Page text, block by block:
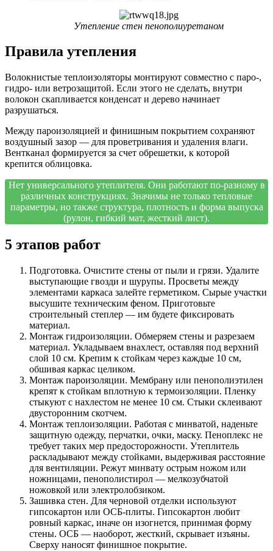
Утепление стен пенополиуретаном
Правила утепления
Волокнистые теплоизоляторы монтируют совместно с паро-,
гидро- или ветрозащитой. Если этого не сделать, внутри
волокон скапливается конденсат и дерево начинает
разрушаться.
Между пароизоляцией и финишным покрытием сохраняют
воздушный зазор — для проветривания и удаления влаги.
Вентканал формируется за счет обрешетки, к которой
крепится облицовка.
Нет универсального утеплителя. Они работают по-разному в
различных конструкциях. Значимы не только тепловые
параметры, но также структура, плотность и форма выпуска
(рулон, гибкий мат, жесткий лист).
5 этапов работ
Подготовка. Очистите стены от пыли и грязи. Удалите
выступающие гвозди и шурупы. Просветы между
элементами каркаса залейте герметиком. Сырые участки
высушите техническим феном. Приготовьте
строительный степлер — им будете фиксировать
материал.
Монтаж гидроизоляции. Обмеряем стены и разрезаем
материал. Укладываем внахлест, оставляя под верхний
слой 10 см. Крепим к стойкам через каждые 10 см,
обшивая каркас целиком.
Монтаж пароизоляции. Мембрану или пенополиэтилен
крепят к стойкам вплотную к термоизоляции. Пленку
стыкуют с нахлестом не менее 10 см. Стыки склеивают
двусторонним скотчем.
Монтаж теплоизоляции. Работая с минватой, наденьте
защитную одежду, перчатки, очки, маску. Пеноплекс не
требует таких мер предосторожности. Утеплитель
раскладывают между стойками, выдерживая расстояние
для вентиляции. Режут минвату острым ножом или
ножницами, пенополистирол — мелкозубчатой
ножовкой или электролобзиком.
Зашивка стен. Для черновой отделки используют
гипсокартон или ОСБ-плиты. Гипсокартон любит
ровный каркас, иначе он изогнется, принимая форму
стены. ОСБ — наоборот, жесткий, скрывает изъяны.
Сверху наносят финишное покрытие.